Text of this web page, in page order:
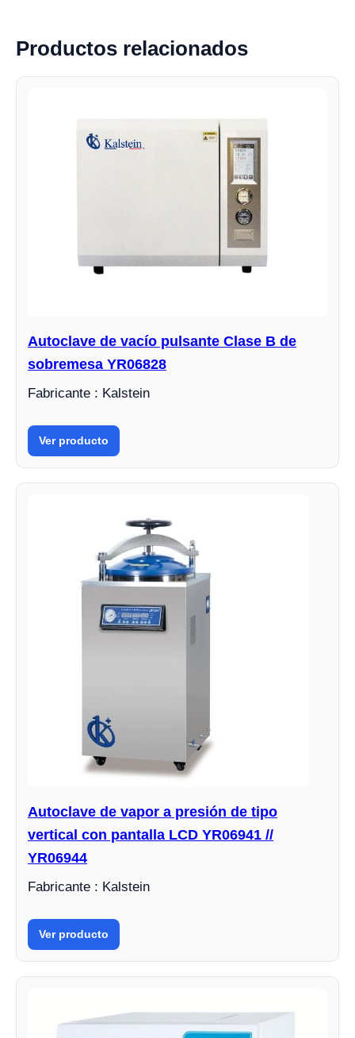
Productos relacionados
Autoclave de vacío pulsante Clase B de
sobremesa YR06828
Fabricante : Kalstein
Ver producto
Autoclave de vapor a presión de tipo
vertical con pantalla LCD YR06941 //
YR06944
Fabricante : Kalstein
Ver producto